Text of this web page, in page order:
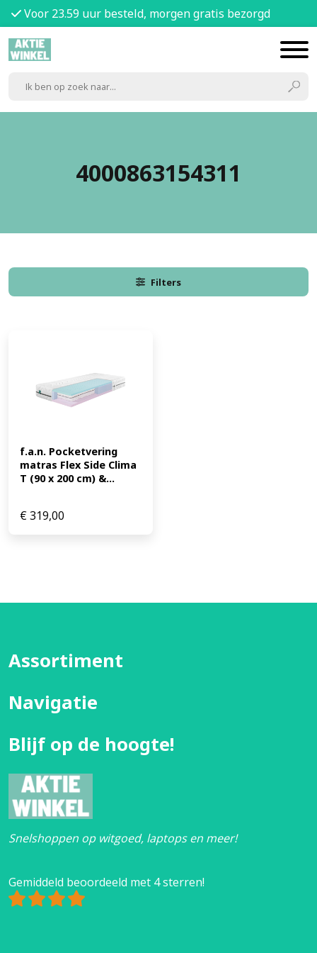
Voor 23.59 uur besteld, morgen gratis bezorgd
4000863154311
Filters
f.a.n. Pocketvering
matras Flex Side Clima
T (90 x 200 cm) &...
€319,00
Assortiment
Navigatie
Blijf op de hoogte!
Snelshoppen op witgoed, laptops en meer!
Gemiddeld beoordeeld met 4 sterren!